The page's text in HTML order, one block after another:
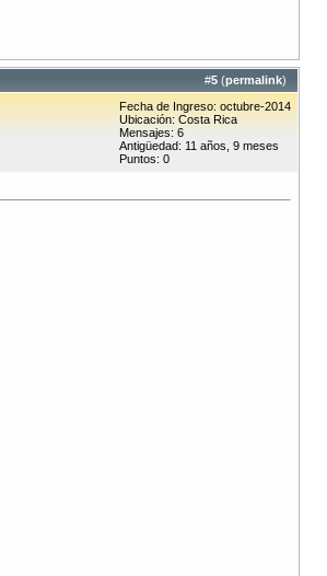
#5 (permalink)
Fecha de Ingreso: octubre-2014
Ubicación: Costa Rica
Mensajes: 6
Antigüedad: 11 años, 9 meses
Puntos: 0